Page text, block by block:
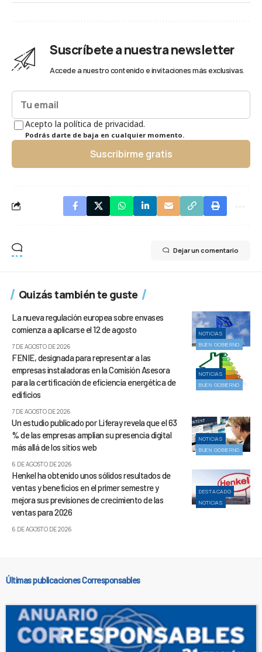
Suscríbete a nuestra newsletter
Accede a nuestro contenido e invitaciones más exclusivas.
Acepto la política de privacidad.
Podrás darte de baja en cualquier momento.
Suscribirme gratis
Dejar un comentario
Quizás también te guste
NOTICIAS
BUEN GOBIERNO
La nueva regulación europea sobre envases
comienza a aplicarse el 12 de agosto
7 DE AGOSTO DE 2026
NOTICIAS
BUEN GOBIERNO
FENIE, designada para representar a las
empresas instaladoras en la Comisión Asesora
para la certificación de eficiencia energética de
edificios
7 DE AGOSTO DE 2026
NOTICIAS
BUEN GOBIERNO
Un estudio publicado por Liferay revela que el 63
% de las empresas amplían su presencia digital
más allá de los sitios web
6 DE AGOSTO DE 2026
DESTACADO
NOTICIAS
Henkel ha obtenido unos sólidos resultados de
ventas y beneficios en el primer semestre y
mejora sus previsiones de crecimiento de las
ventas para 2026
6 DE AGOSTO DE 2026
Últimas publicaciones Corresponsables